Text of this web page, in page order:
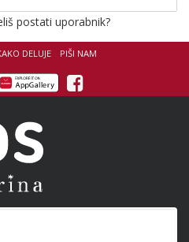
DELUJE PIŠI NAM
Facebook
postati uporabnik?